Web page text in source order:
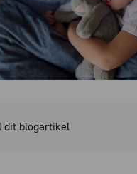
dit blogartikel